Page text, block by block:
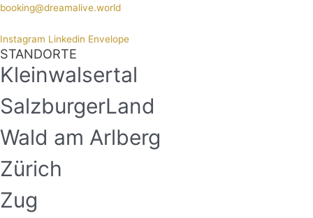
booking@dreamalive.world
Instagram Linkedin Envelope
STANDORTE
Kleinwalsertal
SalzburgerLand
Wald am Arlberg
Zürich
Zug